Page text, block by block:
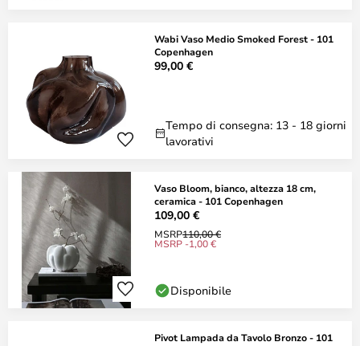
Wabi Vaso Medio Smoked Forest - 101
Copenhagen
99,00 €
Tempo di consegna: 13 - 18 giorni
lavorativi
Vaso Bloom, bianco, altezza 18 cm,
ceramica - 101 Copenhagen
109,00 €
MSRP110,00 €
MSRP -1,00 €
Disponibile
Pivot Lampada da Tavolo Bronzo - 101